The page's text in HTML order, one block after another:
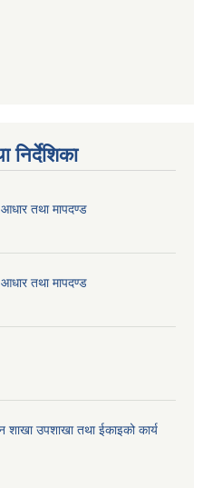
आधार तथा मापदण्ड
आधार तथा मापदण्ड
उपशाखा तथा ईकाइको कार्य